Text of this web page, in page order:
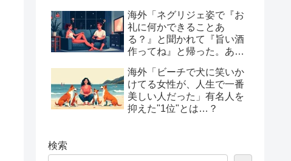
海外「ネグリジェ姿で『お
礼に何かできることあ
る？』と聞かれて『旨い酒
作ってね』と帰った。あれ
る男たちの後悔談…
海外「ビーチで犬に笑いか
けてる女性が、人生で一番
美しい人だった」有名人を
抑えた"1位"とは…？
検索